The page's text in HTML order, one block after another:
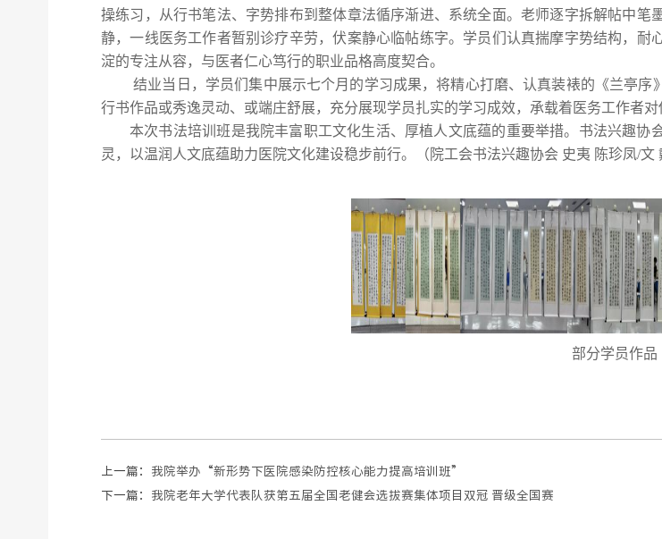
操练习，从行书笔法、字势排布到整体章法循序渐进、系统全面。老师逐字拆解帖中笔
静，一线医务工作者暂别诊疗辛劳，伏案静心临帖练字。学员们认真揣摩字势结构，耐
淀的专注从容，与医者仁心笃行的职业品格高度契合。
结业当日，学员们集中展示七个月的学习成果，将精心打磨、认真装裱的 《兰亭序》
行书作品或秀逸灵动、或端庄舒展，充分展现学员扎实的学习成效，承载着医务工作者
本次书法培训班是我院丰富职工文化生活、厚植人文底蕴的重要举措。 书法兴趣协
灵，以温润人文底蕴助力医院文化建设稳步前行。
（院工会书法兴趣协会 史夷 陈珍凤/文
部分学员作品
上一篇： 我院举办“新形势下医院感染防控核心能力提高培训班”
下一篇： 我院老年大学代表队获第五届全国老健会选拔赛集体项目双冠 晋级全国赛